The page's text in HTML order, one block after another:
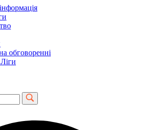
обговоренні